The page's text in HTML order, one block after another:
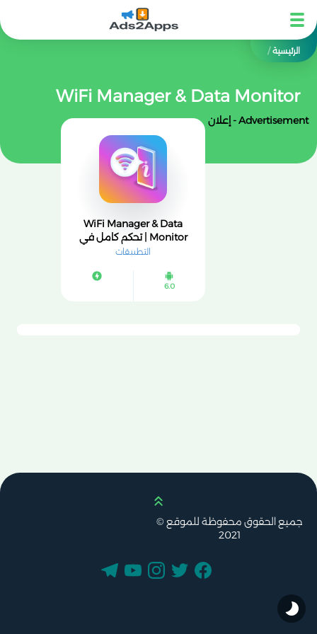
الرئيسية/
WiFi Manager & Data Monitor
Advertisement - إعلان
WiFi Manager & Data
Monitor | تحكم كامل في
الواي فاي ومتابعة استهلاك
التطبيقات
6.0
Scroll up
جميع الحقوق محفوظة للموقع ©
2021